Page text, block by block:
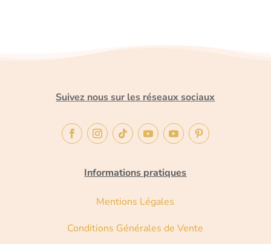
Suivez nous sur les réseaux sociaux
Informations pratiques
Mentions Légales
Conditions Générales de Vente